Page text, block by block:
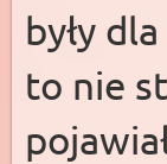
były
to nie